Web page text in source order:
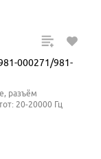
000271/981-
разъём
20-20000 Гц